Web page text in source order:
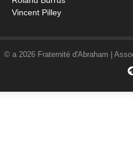
Vincent Pilley
© a 2026 Fraternité d'Abraham |